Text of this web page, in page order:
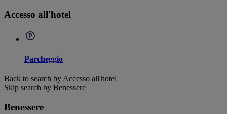
Accesso all'hotel
Parcheggio
Back to search by Accesso all'hotel
Skip search by Benessere
Benessere